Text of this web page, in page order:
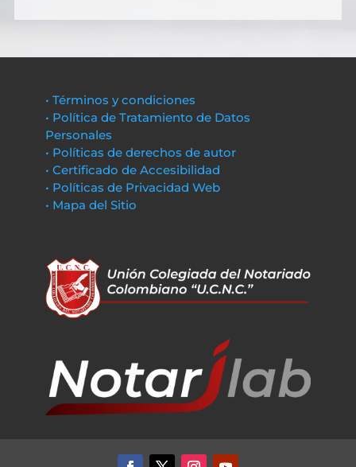
• Términos y condiciones
• Política de Tratamiento de Datos
Personales
• Políticas de derechos de autor
• Certificado de Accesibilidad
• Políticas de Privacidad Web
• Mapa del Sitio